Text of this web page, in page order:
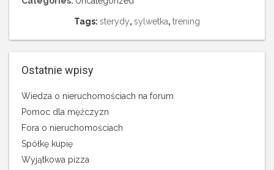
Tags: sterydy, sylwetka, trening
Ostatnie wpisy
Wiedza o nieruchomościach na forum
Pomoc dla mężczyzn
Fora o nieruchomościach
Spółkę kupię
Wyjątkowa pizza